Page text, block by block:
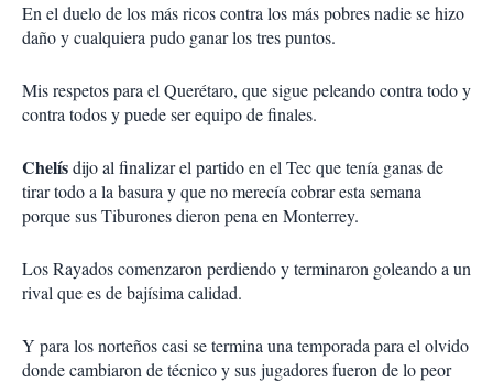
En el duelo de los más ricos contra los más pobres nadie se hizo
daño y cualquiera pudo ganar los tres puntos.
Mis respetos para el Querétaro, que sigue peleando contra todo y
contra todos y puede ser equipo de finales.
Chelísdijo al finalizar el partido en el Tec que tenía ganas de
tirar todo a la basura y que no merecía cobrar esta semana
porque sus Tiburones dieron pena en Monterrey.
Los Rayados comenzaron perdiendo y terminaron goleando a un
rival que es de bajísima calidad.
Y para los norteños casi se termina una temporada para el olvido
donde cambiaron de técnico y sus jugadores fueron de lo peor